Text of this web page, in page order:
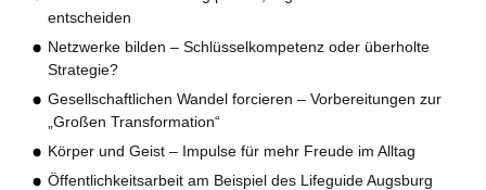
entscheiden
Netzwerke bilden – Schlüsselkompetenz oder überholte
Strategie?
Gesellschaftlichen Wandel forcieren – Vorbereitungen zur
„Großen Transformation“
Körper und Geist – Impulse für mehr Freude im Alltag
Öffentlichkeitsarbeit am Beispiel des Lifeguide Augsburg